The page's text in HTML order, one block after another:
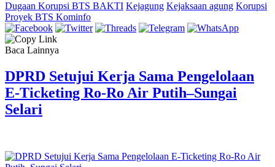
Dugaan Korupsi BTS BAKTI Kejagung Kejaksaan agung Korupsi
Proyek BTS Kominfo
Baca Lainnya
DPRD Setujui Kerja Sama Pengelolaan
E-Ticketing Ro-Ro Air Putih–Sungai
Selari